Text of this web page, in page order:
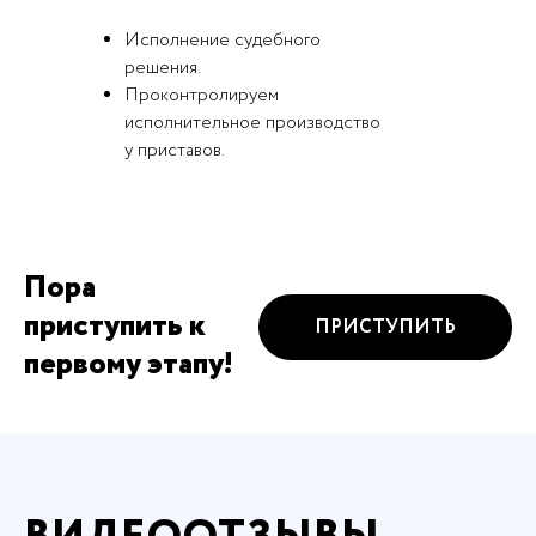
Исполнение судебного
решения.
Проконтролируем
исполнительное производство
у приставов.
Пора
приступить к
первому этапу!
ПРИСТУПИТЬ